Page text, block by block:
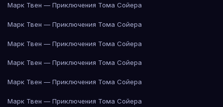
Марк Твен — Приключения Тома Сойера
Марк Твен — Приключения Тома Сойера
Марк Твен — Приключения Тома Сойера
Марк Твен — Приключения Тома Сойера
Марк Твен — Приключения Тома Сойера
Марк Твен — Приключения Тома Сойера